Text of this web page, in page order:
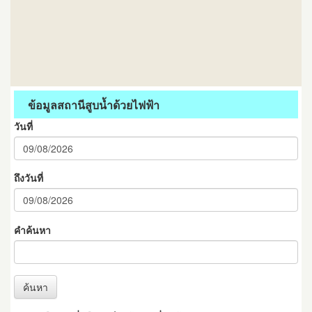
ข้อมูลสถานีสูบน้ำด้วยไฟฟ้า
วันที่
ถึงวันที่
คำค้นหา
ค้นหา